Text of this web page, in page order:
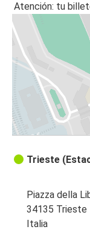
Atención: tu
Trieste
Piazza della
34135 Trieste
Italia